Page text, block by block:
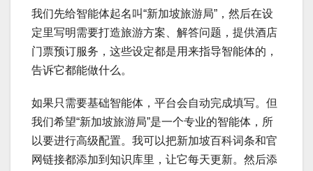
我们先给智能体起名叫“新加坡旅游局”，然后在设
定里写明需要打造旅游方案、解答问题，提供酒店
门票预订服务，这些设定都是用来指导智能体的，
告诉它都能做什么。
如果只需要基础智能体，平台会自动完成填写。但
我们希望“新加坡旅游局”是一个专业的智能体，所
以要进行高级配置。我可以把新加坡百科词条和官
网链接都添加到知识库里，让它每天更新。然后添